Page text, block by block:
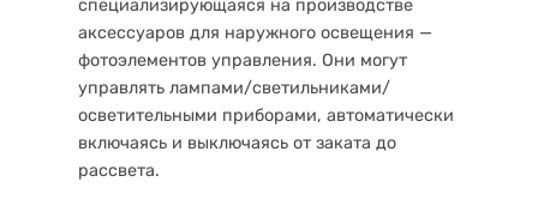
специализирующаяся на производстве
аксессуаров для наружного освещения —
фотоэлементов управления. Они могут
управлять лампами/светильниками/
осветительными приборами, автоматически
включаясь и выключаясь от заката до
рассвета.